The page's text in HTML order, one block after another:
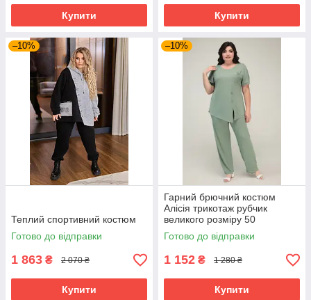
Купити Купити
–10%
Теплий спортивний костюм
Готово до відправки
1 863 ₴ 2 070 ₴
Купити
–10%
Гарний брючний костюм
Алісія трикотаж рубчик
великого розміру 50
Готово до відправки
1 152 ₴ 1 280 ₴
Купити